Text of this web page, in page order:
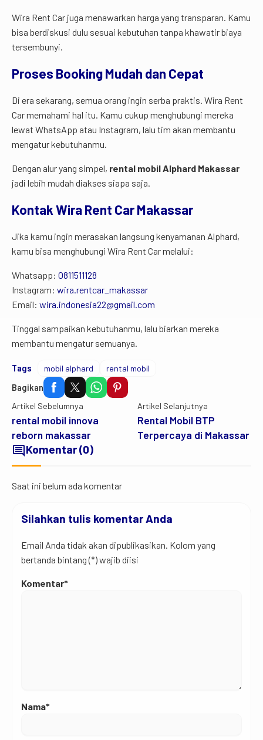
Wira Rent Car juga menawarkan harga yang transparan. Kamu
bisa berdiskusi dulu sesuai kebutuhan tanpa khawatir biaya
tersembunyi.
Proses Booking Mudah dan Cepat
Di era sekarang, semua orang ingin serba praktis. Wira Rent
Car memahami hal itu. Kamu cukup menghubungi mereka
lewat WhatsApp atau Instagram, lalu tim akan membantu
mengatur kebutuhanmu.
Dengan alur yang simpel, rental mobil Alphard Makassar
jadi lebih mudah diakses siapa saja.
Kontak Wira Rent Car Makassar
Jika kamu ingin merasakan langsung kenyamanan Alphard,
kamu bisa menghubungi Wira Rent Car melalui:
Whatsapp: 0811511128
Instagram: wira.rentcar_makassar
Email: wira.indonesia22@gmail.com
Tinggal sampaikan kebutuhanmu, lalu biarkan mereka
membantu mengatur semuanya.
Tags mobil alphard
rental mobil
Bagikan
Artikel Sebelumnya
rental mobil innova
reborn makassar
Artikel Selanjutnya
Rental Mobil BTP
Terpercaya di Makassar
commentKomentar (0)
Saat ini belum ada komentar
Silahkan tulis komentar Anda
Email Anda tidak akan dipublikasikan. Kolom yang
bertanda bintang (*) wajib diisi
Komentar*
Nama*